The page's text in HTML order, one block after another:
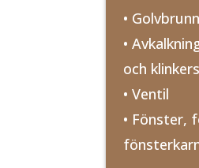
• Golvbrunn
•
och klinkers
• Ventil
• Fönster,